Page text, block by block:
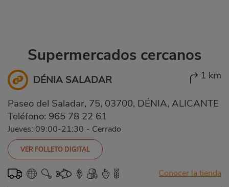
Supermercados cercanos
DÉNIA SALADAR 1 km
Paseo del Saladar, 75, 03700, DÉNIA, ALICANTE
Teléfono: 965 78 22 61
Jueves: 09:00-21:30 - Cerrado
VER FOLLETO DIGITAL
Conocer la tienda